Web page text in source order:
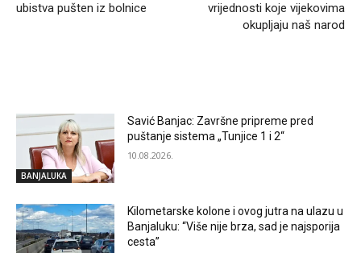
ubistva pušten iz bolnice
vrijednosti koje vijekovima
okupljaju naš narod
BANJALUKA
Savić Banjac: Završne pripreme pred
puštanje sistema „Tunjice 1 i 2“
10.08.2026.
Kilometarske kolone i ovog jutra na ulazu u
Banjaluku: “Više nije brza, sad je najsporija
cesta”